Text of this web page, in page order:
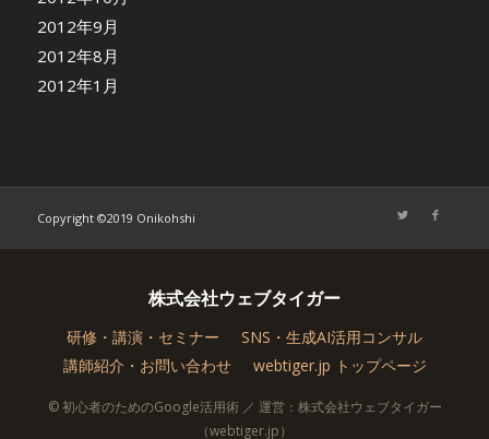
2012年9月
2012年8月
2012年1月
Copyright ©2019 Onikohshi
株式会社ウェブタイガー
研修・講演・セミナー
SNS・生成AI活用コンサル
講師紹介・お問い合わせ
webtiger.jp トップページ
© 初心者のためのGoogle活用術 ／ 運営：株式会社ウェブタイガー
（webtiger.jp）